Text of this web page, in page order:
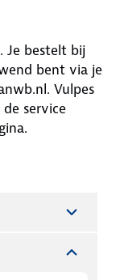
Je bestelt bij
bent via je
Vulpes
service